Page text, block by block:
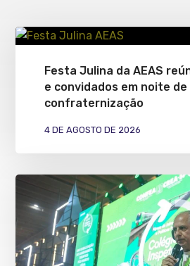
Festa Julina da AEAS
e convidados em noite de
confraternização
4 DE AGOSTO DE 2026